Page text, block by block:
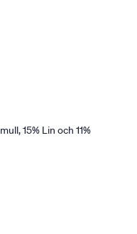
15% Lin och 11%